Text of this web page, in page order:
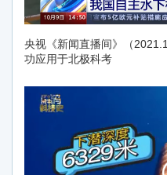
央视《新闻直播间》（
功应用于北极科考